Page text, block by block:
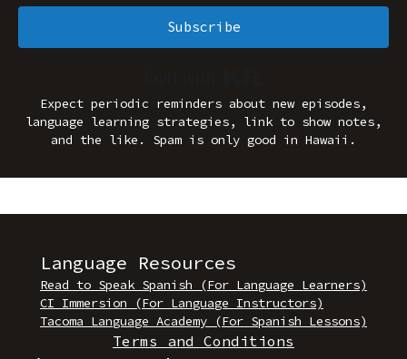
Subscribe
Expect periodic reminders about new episodes,
language learning strategies, link to show notes,
and the like. Spam is only good in Hawaii.
Language Resources
Read to Speak Spanish (For Language Learners)
CI Immersion (For Language Instructors)
Tacoma Language Academy (For Spanish Lessons)
Terms and Conditions